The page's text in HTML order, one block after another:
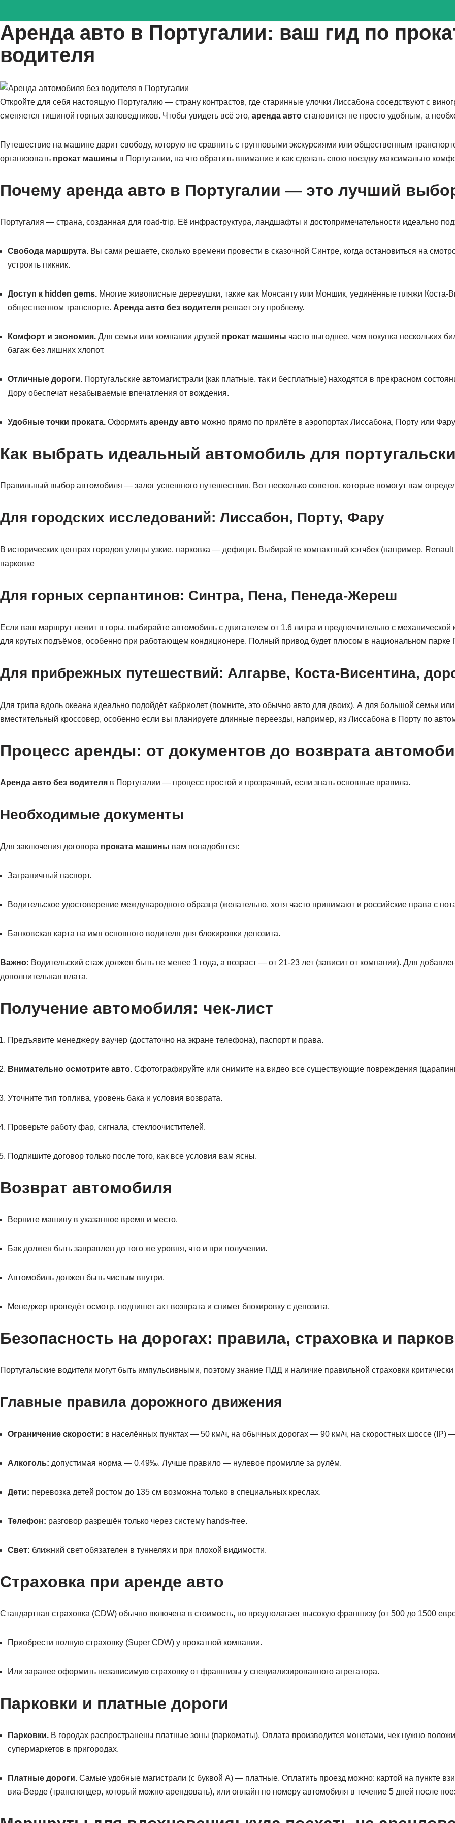
Перейти
к
содержимому
Аренда авто в Португалии: ваш гид по
водителя
Откройте для себя настоящую Португалию — страну контрастов, где старинные улочки Лиссабона соседствуют с
сменяется тишиной горных заповедников. Чтобы увидеть всё это, аренда авто становится не просто удобным, а
Путешествие на машине дарит свободу, которую не сравнить с групповыми экскурсиями или общественным
организовать прокат машины в Португалии, на что обратить внимание и как сделать свою поездку максимально
Почему аренда авто в Португалии — это лучший
Португалия — страна, созданная для road-trip. Её инфраструктура, ландшафты и достопримечательности идеально
Свобода маршрута. Вы сами решаете, сколько времени провести в сказочной Синтре, когда остановиться на
устроить пикник.
Доступ к hidden gems. Многие живописные деревушки, такие как Монсанту или Моншик, уединённые пляжи Коста-
общественном транспорте. Аренда авто без водителя решает эту проблему.
Комфорт и экономия. Для семьи или компании друзей прокат машины часто выгоднее, чем покупка нескольких
багаж без лишних хлопот.
Отличные дороги. Португальские автомагистрали (как платные, так и бесплатные) находятся в прекрасном
Дору обеспечат незабываемые впечатления от вождения.
Удобные точки проката. Оформить аренду авто можно прямо по прилёте в аэропортах Лиссабона, Порту или
Как выбрать идеальный автомобиль для
Правильный выбор автомобиля — залог успешного путешествия. Вот несколько советов, которые помогут вам
Для городских исследований: Лиссабон, Порту, Фару
В исторических центрах городов улицы узкие, парковка — дефицит. Выбирайте компактный хэтчбек (например,
парковке
Для горных серпантинов: Синтра, Пена, Пенеда-Жереш
Если ваш маршрут лежит в горы, выбирайте автомобиль с двигателем от 1.6 литра и предпочтительно с
для крутых подъёмов, особенно при работающем кондиционере. Полный привод будет плюсом в национальном
Для прибрежных путешествий: Алгарве, Коста-Висентина,
Для трипа вдоль океана идеально подойдёт кабриолет (помните, это обычно авто для двоих). А для большой семьи
вместительный кроссовер, особенно если вы планируете длинные переезды, например, из Лиссабона в Порту по
Процесс аренды: от документов до возврата
Аренда авто без водителя в Португалии — процесс простой и прозрачный, если знать основные правила.
Необходимые документы
Для заключения договора проката машины вам понадобятся:
Заграничный паспорт.
Водительское удостоверение международного образца (желательно, хотя часто принимают и российские права с
Банковская карта на имя основного водителя для блокировки депозита.
Важно: Водительский стаж должен быть не менее 1 года, а возраст — от 21-23 лет (зависит от компании). Для
дополнительная плата.
Получение автомобиля: чек-лист
Предъявите менеджеру ваучер (достаточно на экране телефона), паспорт и права.
Внимательно осмотрите авто. Сфотографируйте или снимите на видео все существующие повреждения
Уточните тип топлива, уровень бака и условия возврата.
Проверьте работу фар, сигнала, стеклоочистителей.
Подпишите договор только после того, как все условия вам ясны.
Возврат автомобиля
Верните машину в указанное время и место.
Бак должен быть заправлен до того же уровня, что и при получении.
Автомобиль должен быть чистым внутри.
Менеджер проведёт осмотр, подпишет акт возврата и снимет блокировку с депозита.
Безопасность на дорогах: правила, страховка и
Португальские водители могут быть импульсивными, поэтому знание ПДД и наличие правильной страховки
Главные правила дорожного движения
Ограничение скорости: в населённых пунктах — 50 км/ч, на обычных дорогах — 90 км/ч, на скоростных шоссе (IP)
Алкоголь: допустимая норма — 0.49‰. Лучше правило — нулевое промилле за рулём.
Дети: перевозка детей ростом до 135 см возможна только в специальных креслах.
Телефон: разговор разрешён только через систему hands-free.
Свет: ближний свет обязателен в туннелях и при плохой видимости.
Страховка при аренде авто
Стандартная страховка (CDW) обычно включена в стоимость, но предполагает высокую франшизу (от 500 до 1500
Приобрести полную страховку (Super CDW) у прокатной компании.
Или заранее оформить независимую страховку от франшизы у специализированного агрегатора.
Парковки и платные дороги
Парковки. В городах распространены платные зоны (паркоматы). Оплата производится монетами, чек нужно
супермаркетов в пригородах.
Платные дороги. Самые удобные магистрали (с буквой A) — платные. Оплатить проезд можно: картой на пункте
виа-Верде (транспондер, который можно арендовать), или онлайн по номеру автомобиля в течение 5 дней после